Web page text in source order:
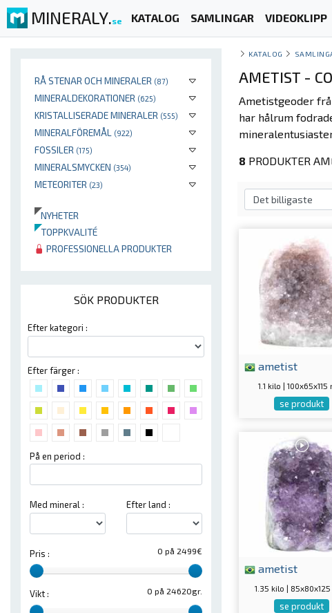
MINERALY.se KATALOG SAMLINGAR VIDEOKLIPP
RÅ STENAR OCH MINERALER (87)
MINERALDEKORATIONER (625)
KRISTALLISERADE MINERALER (555)
MINERALFÖREMÅL (922)
FOSSILER (175)
MINERALSMYCKEN (354)
METEORITER (23)
NYHETER
TOPPKVALITÉ
PROFESSIONELLA PRODUKTER
SÖK PRODUKTER
Efter kategori :
Efter färger :
På en period :
Med mineral : Efter land :
0 på 2499€
Pris :
0 på 24620gr.
Vikt :
KATALOG
AMETIST -
Ametistgeoder
har hålrum
8 PRODUKTER
ametist
1.1 kilo | 100x65x115
se produkt
ametist
1.35 kilo |
se produkt